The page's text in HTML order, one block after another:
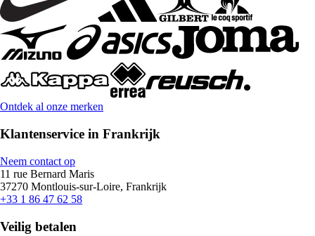
Ontdek al onze merken
Klantenservice in Frankrijk
Neem contact op
11 rue Bernard Maris
37270 Montlouis-sur-Loire, Frankrijk
+33 1 86 47 62 58
Veilig betalen